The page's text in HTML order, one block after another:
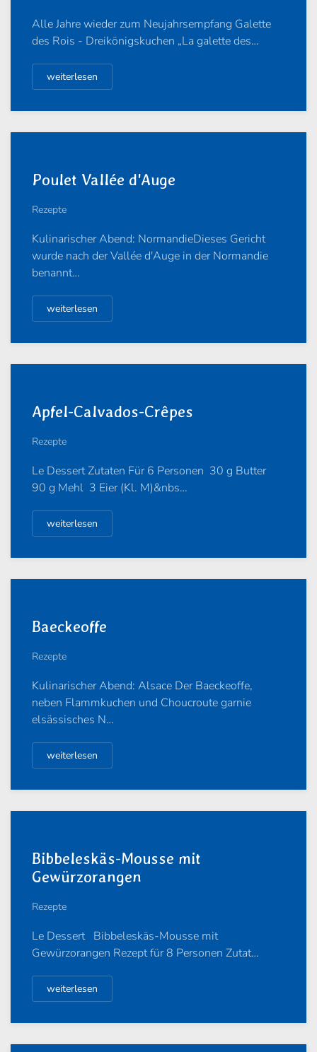
Alle Jahre wieder zum Neujahrsempfang Galette
des Rois - Dreikönigskuchen „La galette des…
weiterlesen
Poulet Vallée d'Auge
Rezepte
Kulinarischer Abend: NormandieDieses Gericht
wurde nach der Vallée d'Auge in der Normandie
benannt…
weiterlesen
Apfel-Calvados-Crêpes
Rezepte
Le Dessert Zutaten Für 6 Personen 30 g Butter
90 g Mehl 3 Eier (Kl. M)&nbs…
weiterlesen
Baeckeoffe
Rezepte
Kulinarischer Abend: Alsace Der Baeckeoffe,
neben Flammkuchen und Choucroute garnie
elsässisches N…
weiterlesen
Bibbeleskäs-Mousse mit
Gewürzorangen
Rezepte
Le Dessert Bibbeleskäs-Mousse mit
Gewürzorangen Rezept für 8 Personen Zutat…
weiterlesen